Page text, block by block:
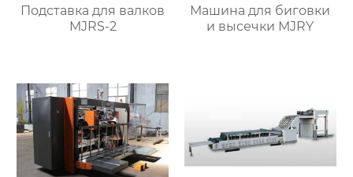
Подставка для валков
MJRS-2
Машина для биговки
и высечки MJRY